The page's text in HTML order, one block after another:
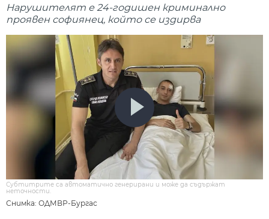
Нарушителят е 24-годишен криминално
проявен софиянец, който се издирва
Снимка: ОДМВР-Бургас
Субтитрите са автоматично генерирани и може да съдържат
неточности.